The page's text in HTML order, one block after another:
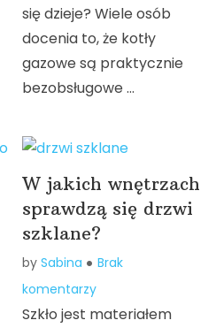
się dzieje? Wiele osób
docenia to, że kotły
gazowe są praktycznie
bezobsługowe …
W jakich wnętrzach
sprawdzą się drzwi
szklane?
bySabina
Brak
komentarzy
Szkło jest materiałem